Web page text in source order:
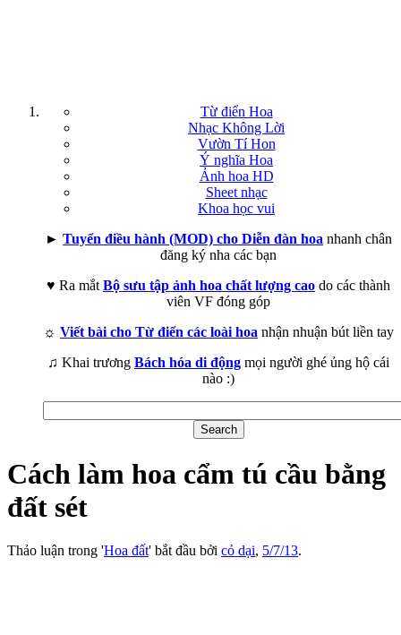
Từ điển Hoa
Nhạc Không Lời
Vườn Tí Hon
Ý nghĩa Hoa
Ảnh hoa HD
Sheet nhạc
Khoa học vui
► Tuyển điều hành (MOD) cho Diễn đàn hoa nhanh chân
đăng ký nha các bạn
♥ Ra mắt Bộ sưu tập ảnh hoa chất lượng cao do các thành
viên VF đóng góp
☼ Viết bài cho Từ điển các loài hoa nhận nhuận bút liền tay
♫ Khai trương Bách hóa di động mọi người ghé ủng hộ cái
nào :)
Cách làm hoa cẩm tú cầu bằng
đất sét
Thảo luận trong 'Hoa đất' bắt đầu bởi cỏ dại, 5/7/13.